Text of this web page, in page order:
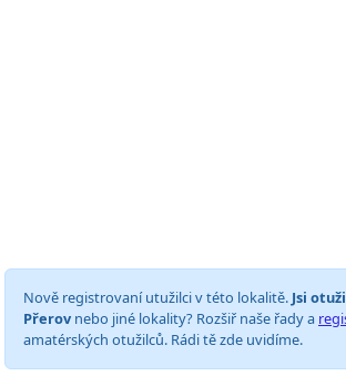
Nově registrovaní utužilci v této lokalitě. Jsi
Přerov nebo jiné lokality? Rozšiř naše řady a
amatérských otužilců. Rádi tě zde uvidíme.